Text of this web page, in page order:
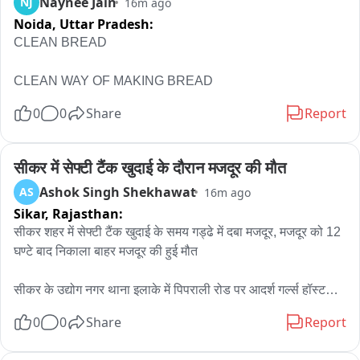
Noida, Uttar Pradesh:
CLEAN BREAD
CLEAN WAY OF MAKING BREAD
0 0 Share Report
सीकर में सेफ्टी टैंक खुदाई के दौरान मजदूर की मौत
AS Ashok Singh Shekhawat 16m ago
Sikar, Rajasthan:
सीकर शहर में सेफ्टी टैंक खुदाई के समय गड्ढे में दबा मजदूर, मजदूर को 12
घण्टे बाद निकाला बाहर मजदूर की हुई मौत
सीकर के उद्योग नगर थाना इलाके में पिपराली रोड पर आदर्श गर्ल्स हॉस्टल
से एक मजदूर मिट्टी में दब गया, जिसे 12 घण्टे बाद देर रात सिविल डिफेंस
0 0 Share Report